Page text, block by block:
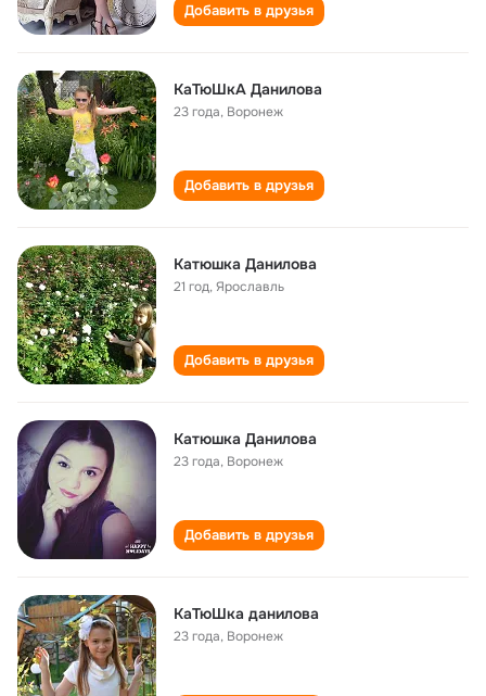
Добавить в друзья
КаТюШкА Данилова
23 года, Воронеж
Добавить в друзья
Катюшка Данилова
21 год,Ярославль
Добавить в друзья
Катюшка Данилова
23 года, Воронеж
Добавить в друзья
КаТюШка данилова
23 года, Воронеж